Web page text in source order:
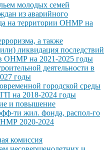
молодых семей
из аварийного
на территории ОНМР на
а также
ликвидация последствий
ОНМР на 2021-2025 годы
деятельности в
годы
городской среды
на 2018-2024 годы
и повышение
ти жил. фонда, распол-го
2020-2024
комиссия